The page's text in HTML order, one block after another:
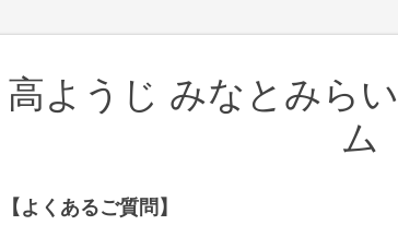
高ようじ みなとみら
ム
【よくあるご質問】